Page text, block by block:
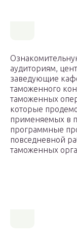
аудиториям,
заведующие
таможенного
таможенных
которые
применяемых в
программные
повседневной
таможенных